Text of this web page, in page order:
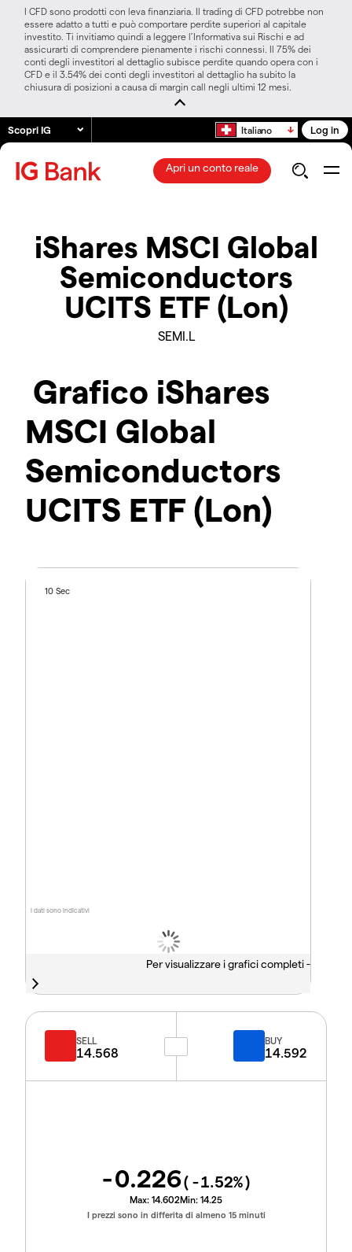
I CFD sono prodotti con leva finanziaria. Il trading di CFD potrebbe non
essere adatto a tutti e può comportare perdite superiori al capitale
investito. Ti invitiamo quindi a leggere l’Informativa sui Rischi e ad
assicurarti di comprendere pienamente i rischi connessi. Il 75% dei
conti degli investitori al dettaglio subisce perdite quando opera con i
CFD e il 3.54% dei conti degli investitori al dettaglio ha subito la
chiusura di posizioni a causa di margin call negli ultimi 12 mesi.
Scopri IG Italiano Log in
Apri un conto reale
iShares MSCI Global
Semiconductors
UCITS ETF (Lon)
SEMI.L
Grafico iShares
MSCI Global
Semiconductors
UCITS ETF (Lon)
I dati sono indicativi
10 Sec
Per visualizzare i grafici completi -
SELL
14.568
BUY
14.592
-0.226( -1.52%)
Max: 14.602Min: 14.25
I prezzi sono in differita di almeno 15 minuti